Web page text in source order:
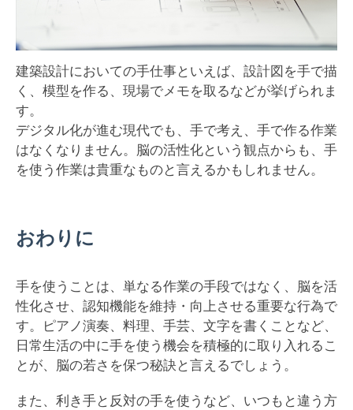
建築設計においての手仕事といえば、設計図を手で描
く、模型を作る、現場でメモを取るなどが挙げられま
す。
デジタル化が進む現代でも、手で考え、手で作る作業
はなくなりません。脳の活性化という観点からも、手
を使う作業は貴重なものと言えるかもしれません。
おわりに
手を使うことは、単なる作業の手段ではなく、脳を活
性化させ、認知機能を維持・向上させる重要な行為で
す。ピアノ演奏、料理、手芸、文字を書くことなど、
日常生活の中に手を使う機会を積極的に取り入れるこ
とが、脳の若さを保つ秘訣と言えるでしょう。
また、利き手と反対の手を使うなど、いつもと違う方